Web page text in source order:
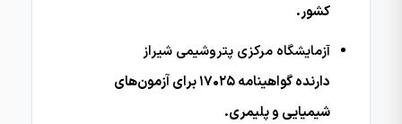
کشور.
آزمایشگاه مرکزی پتروشیمی شیراز
دارنده گواهینامه ۱۷۰۲۵ برای آزمون‌های
شیمیایی و پلیمری.